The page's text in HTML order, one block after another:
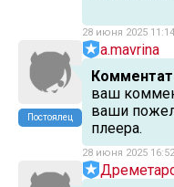
28 июня 2025 11:14
Постоялец
a.mavrina
ваш
ваши
плеера.
28 июня 2025 16:52